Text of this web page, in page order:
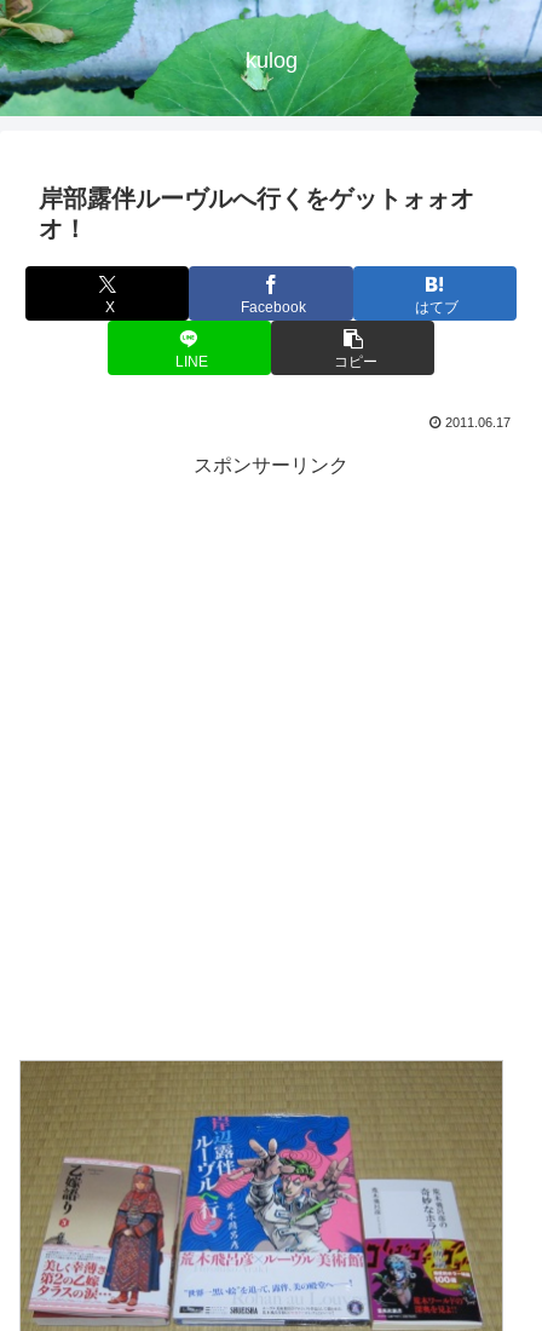
kulog
岸部露伴ルーヴルへ行くをゲットォォオ
オ！
X Facebook はてブ
LINE コピー
2011.06.17
スポンサーリンク